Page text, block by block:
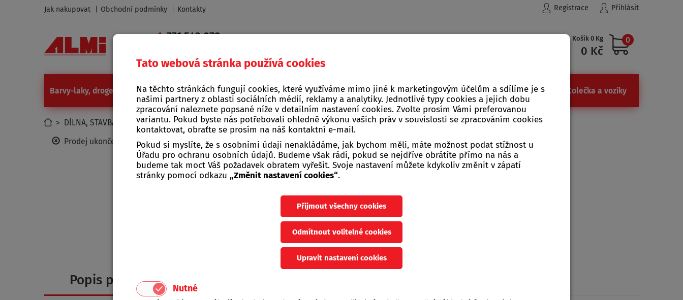
Tato webová stránka používá cookies
Na těchto stránkách fungují cookies, které využíváme mimo jiné k marketingovým účelům a sdílíme je s
našimi partnery z oblasti sociálních médií, reklamy a analytiky. Jednotlivé typy cookies a jejich dobu
zpracování naleznete popsané níže v detailním nastavení cookies. Zvolte prosím Vámi preferovanou
variantu. Pokud byste nás potřebovali ohledně výkonu vašich práv v souvislosti se zpracováním cookies
kontaktovat, obraťte se prosím na náš kontaktní e-mail.
Pokud si myslíte, že s osobními údaji nenakládáme, jak bychom měli, máte možnost podat stížnost u
Úřadu pro ochranu osobních údajů. Budeme však rádi, pokud se nejdříve obrátíte přímo na nás a
budeme tak moct Váš požadavek obratem vyřešit. Svoje nastavení můžete kdykoliv změnit v zápatí
stránky pomocí odkazu „Změnit nastavení cookies“.
Přijmout všechny cookies
Odmítnout volitelné cookies
Upravit nastavení cookies
Nutné
Jak nakupovat Obchodní podmínky Kontakty Registrace Přihlásit
771 543 079 Košík 0 Kg
0 Kč
0
Barvy-laky, drogerie Camping a grilování Dílna, stavba, zahrada
Domácí a kuchyňské
potřeby
Žebříky, štafle, schůdky Železářství, kamna Kolečka a vozíky
> DÍLNA, STAVBA, ZAHRADA>ZAHRADA >Zahradní nářadí>Ruční pily>Pily prořezávací BAHCO>Bahco - LAP-KNIFE pilka + nůž
Prodej ukončen
Bahco - LAP-KNIFE pilka + nůž
Skladovost:
1 683 Kčs DPH
Popis produktu